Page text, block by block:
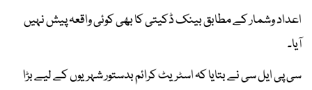
اعداد وشمار کے مطابق بینک ڈکیتی کا بھی کوئی واقعہ پیش نہیں
آیا۔
سی پی ایل سی نے بتایا کہ اسٹریٹ کرائم بدستور شہریوں کے لیے بڑا